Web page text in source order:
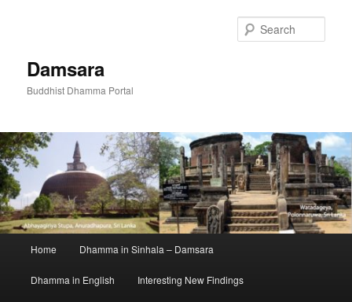
Damsara
Buddhist Dhamma Portal
Home Dhamma in Sinhala – Damsara
Dhamma in English Interesting New Findings